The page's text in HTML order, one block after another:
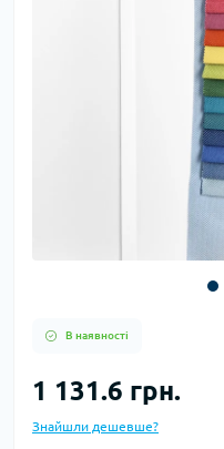
В наявності
1 131.6 грн.
Знайшли дешевше?